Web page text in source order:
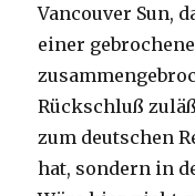
Vancouver Sun,
einer
Rückschluß
zum deutschen
hat, sondern in